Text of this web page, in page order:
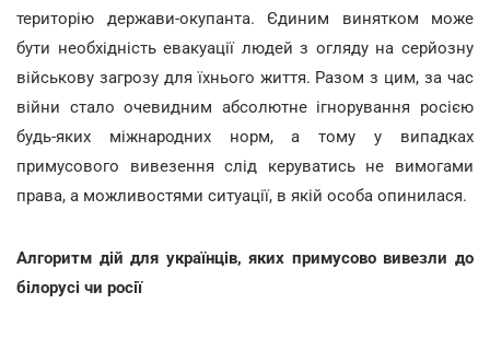
територію держави-окупанта. Єдиним винятком може
бути необхідність евакуації людей з огляду на серйозну
військову загрозу для їхнього життя. Разом з цим, за час
війни стало очевидним абсолютне ігнорування росією
будь-яких міжнародних норм, а тому у випадках
примусового вивезення слід керуватись не вимогами
права, а можливостями ситуації, в якій особа опинилася.
Алгоритм дій для українців, яких примусово вивезли до
білорусі чи росії